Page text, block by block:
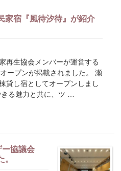
家宿『風待汐待』が紹介
再生協会メンバーが運営する
ープンが掲載されました。 瀬
貸し宿としてオープンしまし
る魅力と共に、ツ …
ー協議会